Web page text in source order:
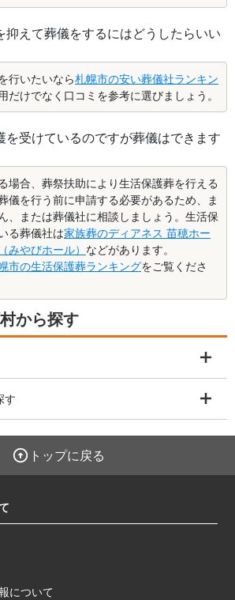
抑えて葬儀をするにはどうしたらいい
行いたいなら札幌市の安い葬儀社ランキン
だけでなく口コミを参考に選びましょう。
を受けているのですが葬儀はできます
場合、葬祭扶助により生活保護葬を行える
儀を行う前に申請する必要があるため、ま
、または葬儀社に相談しましょう。生活保
る葬儀社は家族葬のディアネス 苗穂ホー
みやびホール） などがあります。
市の生活保護葬ランキングをご覧くださ
から探す
す
トップに戻る
について